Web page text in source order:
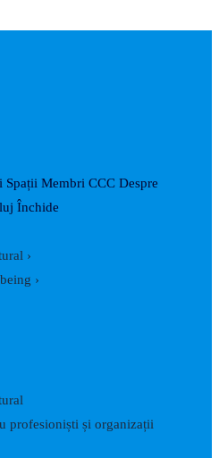
Spații Membri CCC Despre
Închide
›
›
profesioniști și organizații